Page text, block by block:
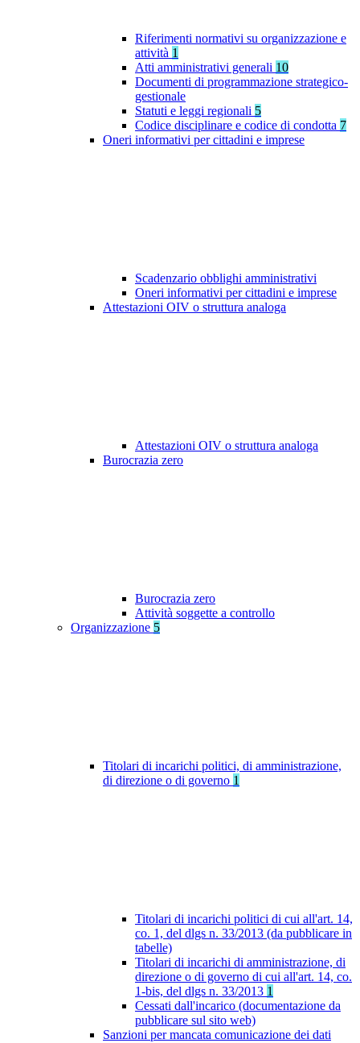
Riferimenti normativi su organizzazione e
attività 1
Atti amministrativi generali 10
Documenti di programmazione strategico-
gestionale
Statuti e leggi regionali 5
Codice disciplinare e codice di condotta 7
Oneri informativi per cittadini e imprese
Scadenzario obblighi amministrativi
Oneri informativi per cittadini e imprese
Attestazioni OIV o struttura analoga
Attestazioni OIV o struttura analoga
Burocrazia zero
Burocrazia zero
Attività soggette a controllo
Organizzazione 5
Titolari di incarichi politici, di amministrazione,
di direzione o di governo 1
Titolari di incarichi politici di cui all'art. 14,
co. 1, del dlgs n. 33/2013 (da pubblicare in
tabelle)
Titolari di incarichi di amministrazione, di
direzione o di governo di cui all'art. 14, co.
1-bis, del dlgs n. 33/2013 1
Cessati dall'incarico (documentazione da
pubblicare sul sito web)
Sanzioni per mancata comunicazione dei dati